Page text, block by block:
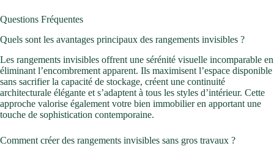
Questions Fréquentes
Quels sont les avantages principaux des rangements invisibles ?
Les rangements invisibles offrent une sérénité visuelle incomparable en
éliminant l’encombrement apparent. Ils maximisent l’espace disponible
sans sacrifier la capacité de stockage, créent une continuité
architecturale élégante et s’adaptent à tous les styles d’intérieur. Cette
approche valorise également votre bien immobilier en apportant une
touche de sophistication contemporaine.
Comment créer des rangements invisibles sans gros travaux ?